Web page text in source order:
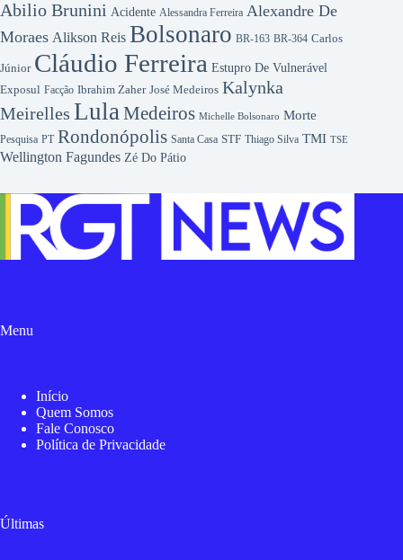
Abilio Brunini Acidente Alessandra Ferreira Alexandre De
Moraes Alikson Reis Bolsonaro BR-163 BR-364 Carlos
Júnior Cláudio Ferreira Estupro De Vulnerável
Exposul Facção Ibrahim Zaher José Medeiros Kalynka
Meirelles LulaMedeiros Michelle Bolsonaro Morte
Pesquisa PT Rondonópolis Santa Casa STF Thiago Silva TMI TSE
Wellington Fagundes Zé Do Pátio
Menu
Início
Quem Somos
Fale Conosco
Política de Privacidade
Últimas